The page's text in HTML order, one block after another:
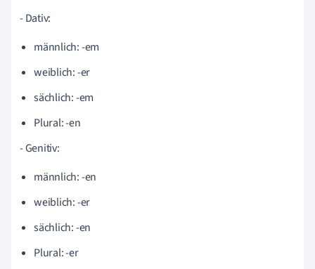
- Dativ:
männlich: -em
weiblich: -er
sächlich: -em
Plural: -en
- Genitiv:
männlich: -en
weiblich: -er
sächlich: -en
Plural: -er